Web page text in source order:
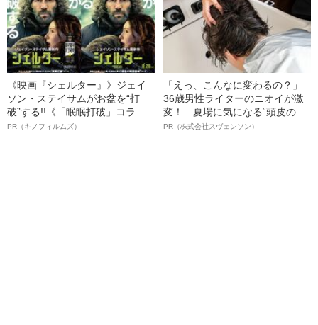
《映画『シェルター』》ジェイ
ソン・ステイサムがお盆を“打
破”する!!《「眠眠打破」コラ
ボ》
PR（キノフィルムズ）
「えっ、こんなに変わるの？」
36歳男性ライターのニオイが激
変！ 夏場に気になる“頭皮のニ
オイ”や“ベタつき”を解消す
PR（株式会社スヴェンソン）